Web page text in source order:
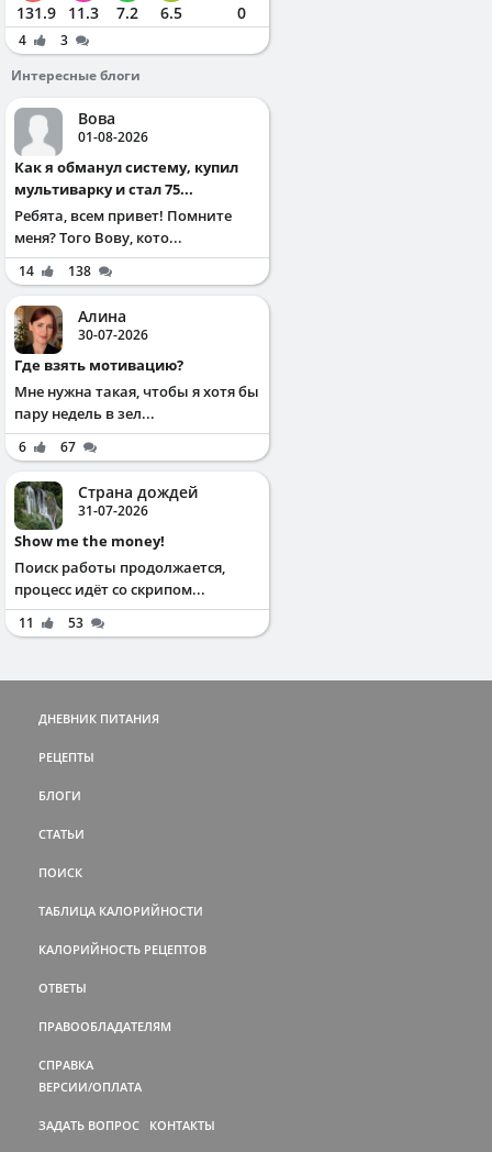
131.9 11.3 7.2 6.5 0
4
3
Интересные блоги
Вова
01-08-2026
Как я обманул систему, купил
мультиварку и стал 75...
Ребята, всем привет! Помните
меня? Того Вову, кото...
14 138
Алина
30-07-2026
Где взять мотивацию?
Мне нужна такая, чтобы я хотя бы
пару недель в зел...
6 67
Страна дождей
31-07-2026
Show me the money!
Поиск работы продолжается,
процесс идёт со скрипом...
11 53
ДНЕВНИК ПИТАНИЯ
РЕЦЕПТЫ
БЛОГИ
СТАТЬИ
ПОИСК
ТАБЛИЦА КАЛОРИЙНОСТИ
КАЛОРИЙНОСТЬ РЕЦЕПТОВ
ОТВЕТЫ
ПРАВООБЛАДАТЕЛЯМ
СПРАВКА
ВЕРСИИ/ОПЛАТА
ЗАДАТЬ ВОПРОС КОНТАКТЫ